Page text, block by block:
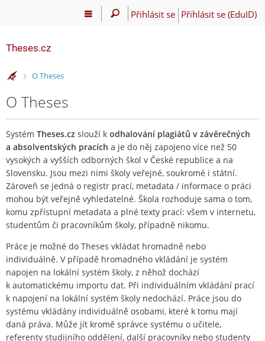
Přihlásit se Přihlásit se (EduID)
Theses.cz
>
O Theses
O Theses
Systém Theses.cz slouží k odhalování plagiátů v závěrečných
a absolventských pracích a je do něj zapojeno více než 50
vysokých a vyšších odborných škol v České republice a na
Slovensku. Jsou mezi nimi školy veřejné, soukromé i státní.
Zároveň se jedná o registr prací, metadata / informace o práci
mohou být veřejně vyhledatelné. Škola rozhoduje sama o tom,
komu zpřístupní metadata a plné texty prací: všem v internetu,
studentům či pracovníkům školy, případně nikomu.
Práce je možné do Theses vkládat hromadně nebo
individuálně. V případě hromadného vkládání je systém
napojen na lokální systém školy, z něhož dochází
k automatickému importu dat. Při individuálním vkládání prací
k napojení na lokální systém školy nedochází. Práce jsou do
systému vkládány individuálně osobami, které k tomu mají
daná práva. Může jít kromě správce systému o učitele,
referenty studijního oddělení, další pracovníky nebo studenty